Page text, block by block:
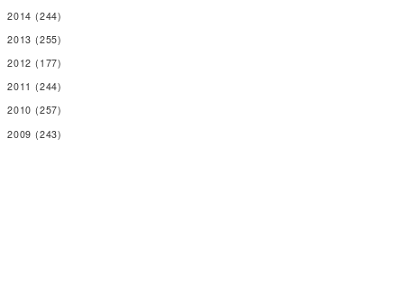
2014 (244)
2013 (255)
2012 (177)
2011 (244)
2010 (257)
2009 (243)